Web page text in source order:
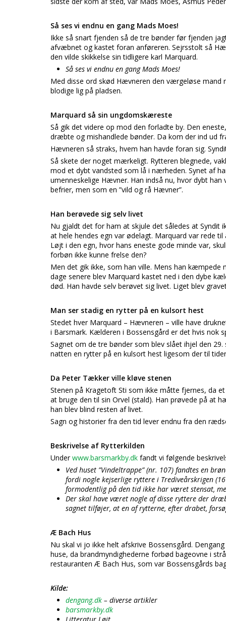
Så ses vi endnu en gang Mads Moes!
Ikke så snart fjenden så de tre bønder før fjenden
afvæbnet og kastet foran anføreren. Sejrsstolt så
den vilde skikkelse sin tidligere karl Marquard.
Så ses vi endnu en gang Mads Moes!
Med disse ord skød Hævneren den værgeløse mand
blodige lig på pladsen.
Marquard så sin ungdomskæreste
Så gik det videre op mod den forladte by. Den
dræbte og mishandlede bønder. Da kom der ind ud
Hævneren så straks, hvem han havde foran sig.
Så skete der noget mærkeligt. Rytteren blegnede,
mod et dybt vandsted som lå i nærheden. Synet af
umenneskelige Hævner. Han indså nu, hvor dybt
befrier, men som en ”vild og rå Hævner”.
Han berøvede sig selv livet
Nu gjaldt det for ham at skjule det således at Syndit
at hele hendes egn var ødelagt. Marquard var rede
Løjt i den egn, hvor hans eneste gode minde var,
forbøn ikke kunne frelse den?
Men det gik ikke, som han ville. Mens han kæmpede
dage senere blev Marquard kastet ned i den dybe
død. Han havde selv berøvet sig livet. Liget blev
Man ser stadig en rytter på en kulsort hest
Stedet hver Marquard – Hævneren – ville have
i Barsmark. Kælderen i Bossensgård er det hvis nok
Sagnet om de tre bønder som blev slået ihjel den
natten en rytter på en kulsort hest ligesom der til
Da Peter Tækker ville kløve stenen
Stenen på Kragetoft Sti som ikke måtte fjernes, da
at bruge den til sin Orvel (stald). Han prøvede på
han blev blind resten af livet.
Sagn og historier fra den tid lever endnu fra den
Beskrivelse af Rytterkilden
Underwww.barsmarkby.dk fandt vi følgende
Ved huset ”Vindeltrappe” (nr. 107) fandtes en
fordi nogle kejserlige ryttere i Trediveårskrigen
formodentlig på den tid ikke har været stensat,
Der skal have været nogle af disse ryttere der
sagnet tilføjer, at en af rytterne, efter drabet,
Æ Bach Hus
Nu skal vi jo ikke helt afskrive Bossensgård.
huse, da brandmyndighederne forbød bageovne i
restauranten Æ Bach Hus, som var Bossensgårds
Kilde:
dengang.dk – diverse artikler
barsmarkby.dk